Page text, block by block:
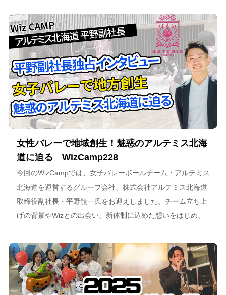
女性バレーで地域創生！魅惑のアルテミス北海
道に迫る WizCamp228
今回のWizCampでは、女子バレーボールチーム・アルテミス
北海道を運営するグループ会社、株式会社アルテミス北海道
取締役副社長・平野龍一氏をお迎えしました。チーム立ち上
げの背景やWizとの出会い、新体制に込めた想いをはじめ、
海道が描く今後のビジョンについて語っています。